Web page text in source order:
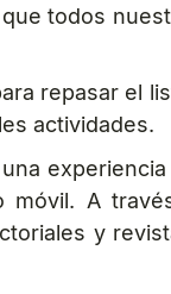
todos
repasar el
actividades.
A
y